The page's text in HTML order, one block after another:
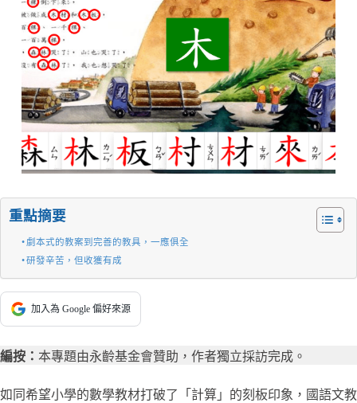
重點摘要
劇本式的教案到完善的教具，一應俱全
研發辛苦，但收獲有成
加入為 Google 偏好來源
編按： 本專題由永齡基金會贊助，作者獨立採訪完成。
如同希望小學的數學教材打破了「計算」的刻板印象，國語文教